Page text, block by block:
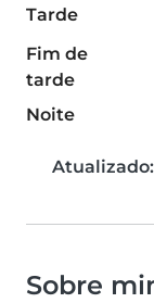
Tarde
Fim de
tarde
Noite
Atualizado:
Sobre